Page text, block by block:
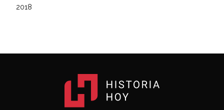
2018